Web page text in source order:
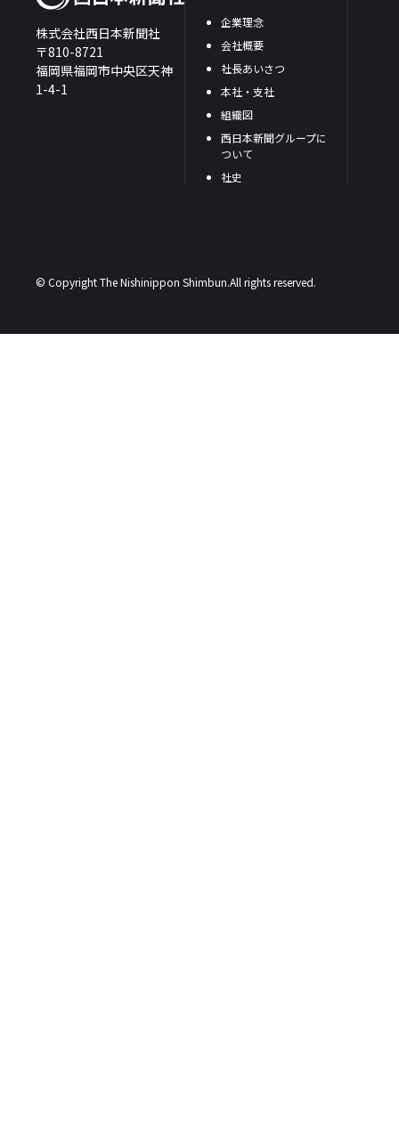
株式会社西日本新聞社
〒810-8721
福岡県福岡市中央区天神
1-4-1
企業理念
会社概要
社長あいさつ
本社・支社
組織図
西日本新聞グループに
ついて
社史
© Copyright The Nishinippon Shimbun.All rights reserved.